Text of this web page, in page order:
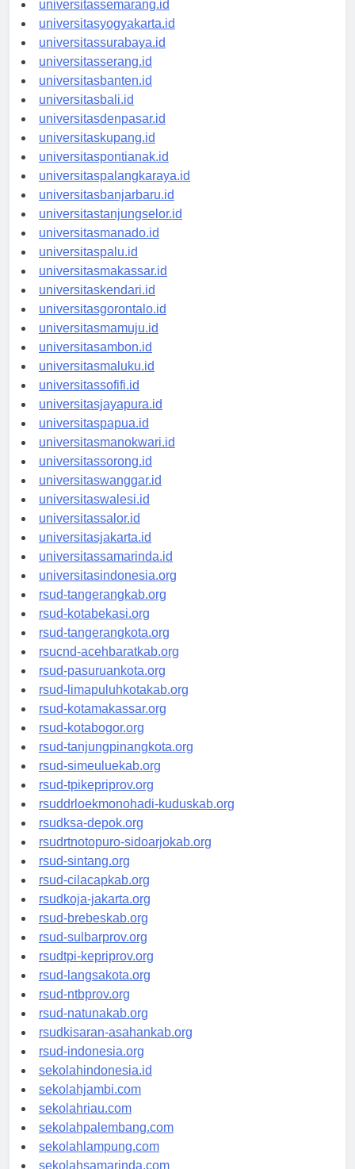
universitassemarang.id
universitasyogyakarta.id
universitassurabaya.id
universitasserang.id
universitasbanten.id
universitasbali.id
universitasdenpasar.id
universitaskupang.id
universitaspontianak.id
universitaspalangkaraya.id
universitasbanjarbaru.id
universitastanjungselor.id
universitasmanado.id
universitaspalu.id
universitasmakassar.id
universitaskendari.id
universitasgorontalo.id
universitasmamuju.id
universitasambon.id
universitasmaluku.id
universitassofifi.id
universitasjayapura.id
universitaspapua.id
universitasmanokwari.id
universitassorong.id
universitaswanggar.id
universitaswalesi.id
universitassalor.id
universitasjakarta.id
universitassamarinda.id
universitasindonesia.org
rsud-tangerangkab.org
rsud-kotabekasi.org
rsud-tangerangkota.org
rsucnd-acehbaratkab.org
rsud-pasuruankota.org
rsud-limapuluhkotakab.org
rsud-kotamakassar.org
rsud-kotabogor.org
rsud-tanjungpinangkota.org
rsud-simeuluekab.org
rsud-tpikepriprov.org
rsuddrloekmonohadi-kuduskab.org
rsudksa-depok.org
rsudrtnotopuro-sidoarjokab.org
rsud-sintang.org
rsud-cilacapkab.org
rsudkoja-jakarta.org
rsud-brebeskab.org
rsud-sulbarprov.org
rsudtpi-kepriprov.org
rsud-langsakota.org
rsud-ntbprov.org
rsud-natunakab.org
rsudkisaran-asahankab.org
rsud-indonesia.org
sekolahindonesia.id
sekolahjambi.com
sekolahriau.com
sekolahpalembang.com
sekolahlampung.com